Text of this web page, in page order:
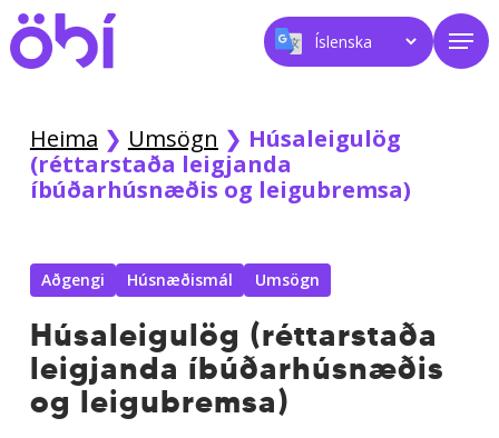
Skip
to
main
Heima ❯ Umsögn ❯ Húsaleigulög
(réttarstaða leigjanda
íbúðarhúsnæðis og leigubremsa)
Aðgengi Húsnæðismál Umsögn
Húsaleigulög (réttarstaða
leigjanda íbúðarhúsnæðis
og leigubremsa)